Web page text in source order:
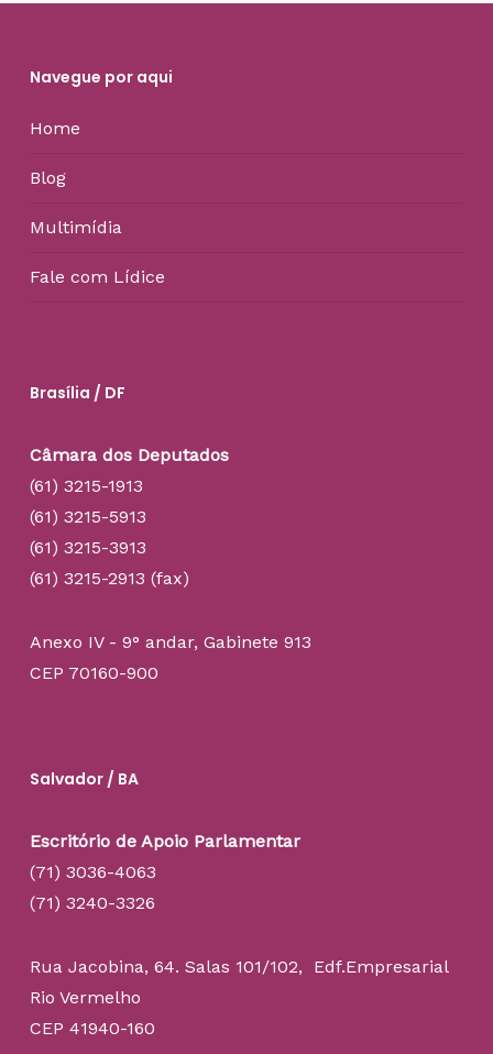
Navegue por aqui
Home
Blog
Multimídia
Fale com Lídice
Brasília / DF
Câmara dos Deputados
(61) 3215-1913
(61) 3215-5913
(61) 3215-3913
(61) 3215-2913 (fax)
Anexo IV - 9° andar, Gabinete 913
CEP 70160-900
Salvador / BA
Escritório de Apoio Parlamentar
(71) 3036-4063
(71) 3240-3326
Rua Jacobina, 64. Salas 101/102, Edf.Empresarial
Rio Vermelho
CEP 41940-160